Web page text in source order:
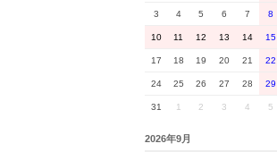
3 4 5 6 7 8
10 11 12 13 14 15
17 18 19 20 21 22
24 25 26 27 28 29
31 1 2 3 4 5
2026年9月